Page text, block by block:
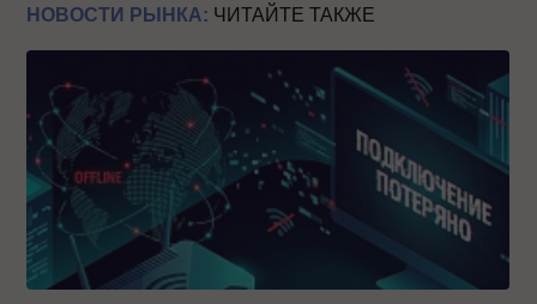
НОВОСТИ РЫНКА: ЧИТАЙТЕ ТАКЖЕ